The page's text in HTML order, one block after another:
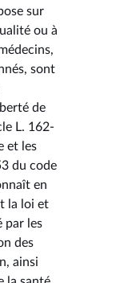
sur
ou à
sont
de
L. 162-
et les
du code
en
la loi et
par les
des
ainsi